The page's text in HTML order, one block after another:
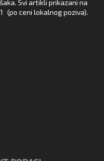
Svi artikli prikazani na
(po ceni lokalnog poziva).